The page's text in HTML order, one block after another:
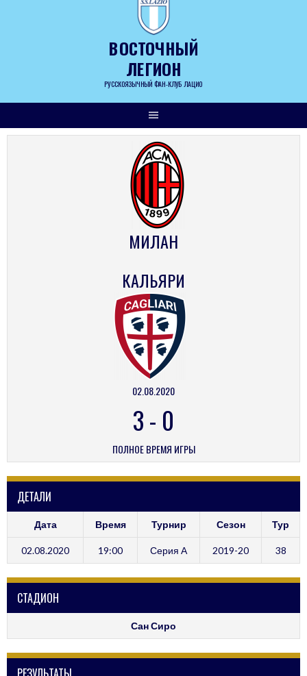
ВОСТОЧНЫЙ
ЛЕГИОН
РУССКОЯЗЫЧНЫЙ ФАН-КЛУБ ЛАЦИО
МИЛАН
КАЛЬЯРИ
02.08.2020
3- 0
ПОЛНОЕ ВРЕМЯ ИГРЫ
ДЕТАЛИ
Дата Время Турнир Сезон Тур
02.08.2020 19:00 Серия А 2019-20 38
СТАДИОН
Сан Сиро